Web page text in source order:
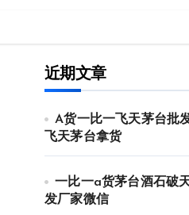
近期文章
A货一比一飞天茅台批
飞天茅台拿货
一比一a货茅台酒石破
发厂家微信